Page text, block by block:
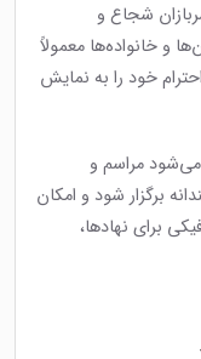
شجاع و
و خانواده‌ها معمولاً
خود را به نمایش
می‌شود مراسم و
برگزار شود و امکان
برای نهادها،